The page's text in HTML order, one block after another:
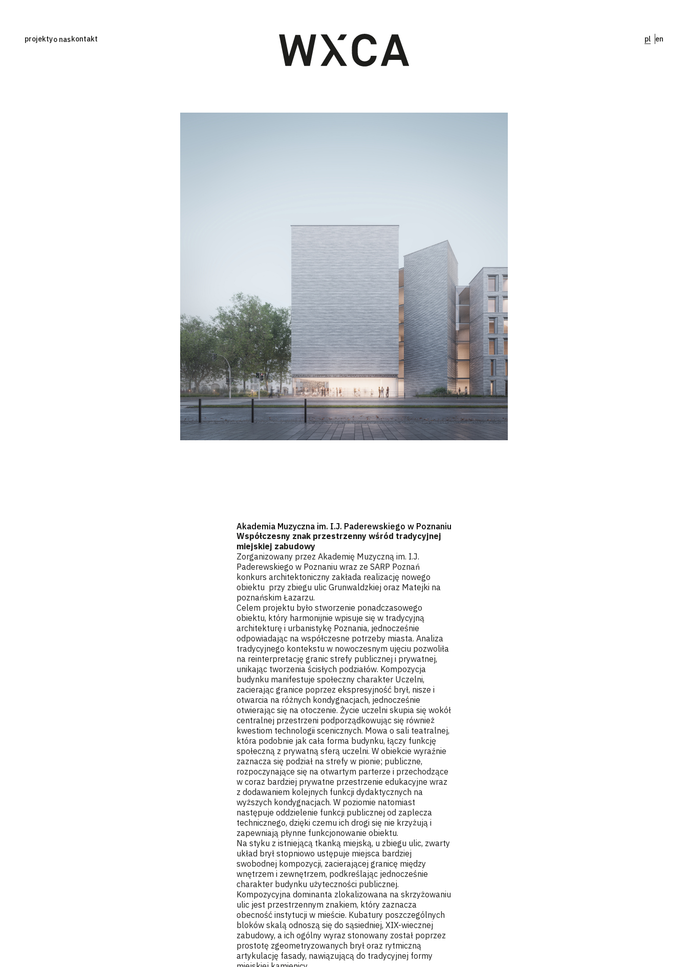
projektyo naskontakt pl en
Akademia Muzyczna im. I.J. Paderewskiego w Poznaniu
Współczesny znak przestrzenny wśród tradycyjnej
miejskiej zabudowy
Zorganizowany przez Akademię Muzyczną im. I.J.
Paderewskiego w Poznaniu wraz ze SARP Poznań
konkurs architektoniczny zakłada realizację nowego
obiektu przy zbiegu ulic Grunwaldzkiej oraz Matejki na
poznańskim Łazarzu.
Celem projektu było stworzenie ponadczasowego
obiektu, który harmonijnie wpisuje się w tradycyjną
architekturę i urbanistykę Poznania, jednocześnie
odpowiadając na współczesne potrzeby miasta. Analiza
tradycyjnego kontekstu w nowoczesnym ujęciu pozwoliła
na reinterpretację granic strefy publicznej i prywatnej,
unikając tworzenia ścisłych podziałów. Kompozycja
budynku manifestuje społeczny charakter Uczelni,
zacierając granice poprzez ekspresyjność brył, nisze i
otwarcia na różnych kondygnacjach, jednocześnie
otwierając się na otoczenie. Życie uczelni skupia się wokół
centralnej przestrzeni podporządkowując się również
kwestiom technologii scenicznych. Mowa o sali teatralnej,
która podobnie jak cała forma budynku, łączy funkcję
społeczną z prywatną sferą uczelni. W obiekcie wyraźnie
zaznacza się podział na strefy w pionie; publiczne,
rozpoczynające się na otwartym parterze i przechodzące
w coraz bardziej prywatne przestrzenie edukacyjne wraz
z dodawaniem kolejnych funkcji dydaktycznych na
wyższych kondygnacjach. W poziomie natomiast
następuje oddzielenie funkcji publicznej od zaplecza
technicznego, dzięki czemu ich drogi się nie krzyżują i
zapewniają płynne funkcjonowanie obiektu.
Na styku z istniejącą tkanką miejską, u zbiegu ulic, zwarty
układ brył stopniowo ustępuje miejsca bardziej
swobodnej kompozycji, zacierającej granicę między
wnętrzem i zewnętrzem, podkreślając jednocześnie
charakter budynku użyteczności publicznej.
Kompozycyjna dominanta zlokalizowana na skrzyżowaniu
ulic jest przestrzennym znakiem, który zaznacza
obecność instytucji w mieście. Kubatury poszczególnych
bloków skalą odnoszą się do sąsiedniej, XIX-wiecznej
zabudowy, a ich ogólny wyraz stonowany został poprzez
prostotę zgeometryzowanych brył oraz rytmiczną
artykulację fasady, nawiązującą do tradycyjnej formy